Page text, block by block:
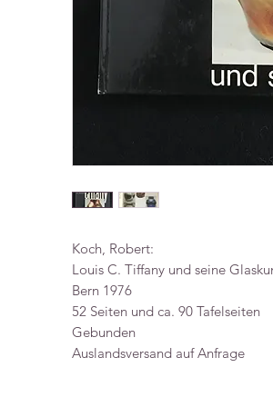
Koch, Robert:
Louis C. Tiffany und seine
Bern 1976
52 Seiten und ca. 90 Tafelseiten
Gebunden
Auslandsversand auf Anfrage